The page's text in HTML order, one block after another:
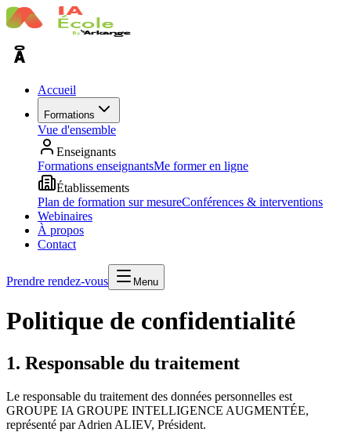
Accueil
Formations
Vue d'ensemble
Enseignants
Formations enseignantsMe former en ligne
Établissements
Plan de formation sur mesureConférences & interventions
Webinaires
À propos
Contact
Prendre rendez-vous Menu
Politique de confidentialité
1. Responsable du traitement
Le responsable du traitement des données personnelles est
GROUPE IA GROUPE INTELLIGENCE AUGMENTÉE,
représenté par Adrien ALIEV, Président.